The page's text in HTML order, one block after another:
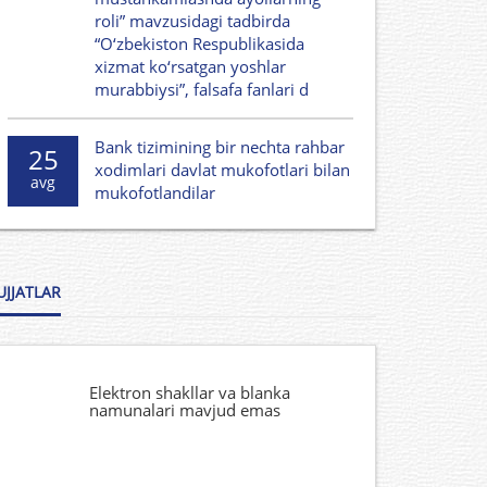
roli” mavzusidagi tadbirda
“O‘zbekiston Respublikasida
xizmat ko‘rsatgan yoshlar
murabbiysi”, falsafa fanlari d
25
avg
Bank tizimining bir nechta rahbar
xodimlari davlat mukofotlari bilan
mukofotlandilar
Elektron shakllar va blanka
namunalari mavjud emas